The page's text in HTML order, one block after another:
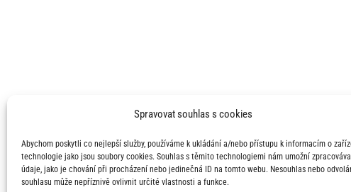
Spravovat souhlas s cookies
Abychom poskytli co nejlepší služby, používáme k ukládání a/nebo přístupu k informacím o
technologie jako jsou soubory cookies. Souhlas s těmito technologiemi nám umožní
údaje, jako je chování při procházení nebo jedinečná ID na tomto webu. Nesouhlas nebo
souhlasu může nepříznivě ovlivnit určité vlastnosti a funkce.